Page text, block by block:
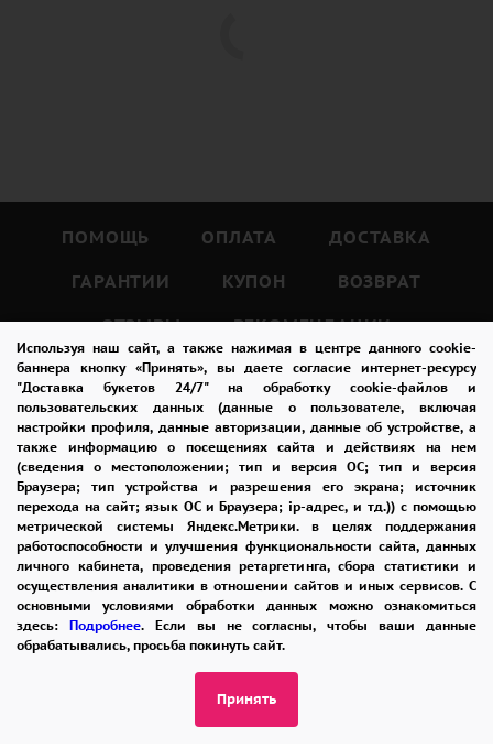
Используя наш сайт, а также нажимая в центре данного cookie-
баннера кнопку «Принять», вы даете согласие интернет-ресурсу
"Доставка букетов 24/7" на обработку cookie-файлов и
пользовательских данных (данные о пользователе, включая
настройки профиля, данные авторизации, данные об устройстве, а
также информацию о посещениях сайта и действиях на нем
(сведения о местоположении; тип и версия ОС; тип и версия
Браузера; тип устройства и разрешения его экрана; источник
перехода на сайт; язык ОС и Браузера; ip-адрес, и тд.)) с помощью
метрической системы Яндекс.Метрики. в целях поддержания
работоспособности и улучшения функциональности сайта, данных
личного кабинета, проведения ретаргетинга, сбора статистики и
осуществления аналитики в отношении сайтов и иных сервисов. С
основными условиями обработки данных можно ознакомиться
здесь: Подробнее. Если вы не согласны, чтобы ваши данные
обрабатывались, просьба покинуть сайт.
Принять
Кроме того, розовый цвет также имеет свою
Этот цвет подходит для любых случаев,
когда нужно выразить свои чувства и эмоции.
Букет из 21 розовых роз 40 см – это
прекрасный подарок для любимого
человека, который поможет выразить свою
любовь и нежность.
Такой букет можно подарить в день
рождения, на юбилей, на свадьбу или просто
так, чтобы сделать приятный сюрприз.
Этот букет также подходит для других
ПОМОЩЬ ОПЛАТА
ДОСТАВКА
ГАРАНТИИ
КУПОН
ВОЗВРАТ
ОТЗЫВЫ
РЕКОМЕНДАЦИИ
КОНТАКТЫ
8 965 242-37-47
ЗАКАЗАТЬ ЗВОНОК
admin@buket24delivery.ru
пл. Киевского Вокзала 2,
ТЦ «Европейский»
ПОЛИТИКА КОНФИДЕНЦИАЛЬНОСТИ